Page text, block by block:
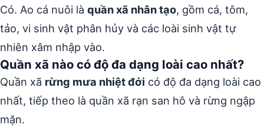
Có. Ao cá nuôi là quần xã nhân tạo, gồm cá, tôm,
tảo, vi sinh vật phân hủy và các loài sinh vật tự
nhiên xâm nhập vào.
Quần xã nào có độ đa dạng loài cao nhất?
Quần xã rừng mưa nhiệt đới có độ đa dạng loài cao
nhất, tiếp theo là quần xã rạn san hô và rừng ngập
mặn.